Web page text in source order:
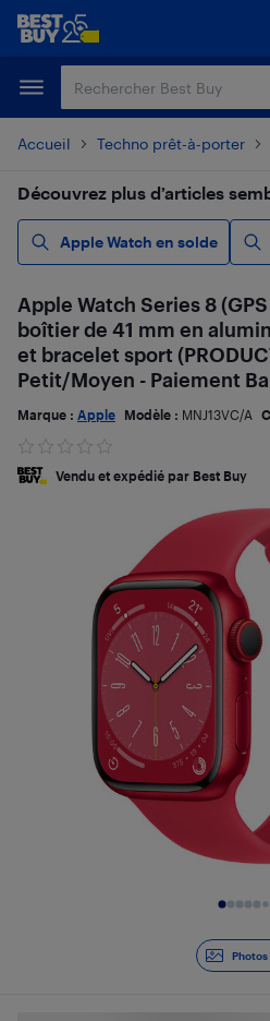
Passer
principal
Passer
Accueil Techno prêt-à-porter
Découvrez plus d’articles
Apple Watch en solde
Photos
Apple Watch Series 8
boîtier de 41 mm en
et bracelet sport
Petit/Moyen - Paiement
Marque : Apple Modèle : MNJ13VC/A
Vendu et expédié par Best Buy